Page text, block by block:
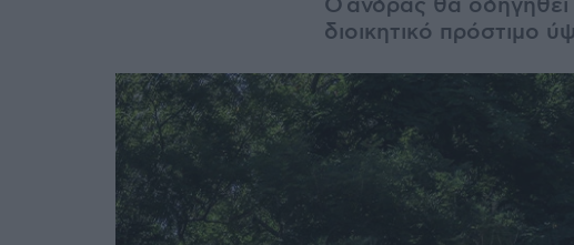
Ο άνδρας θα οδηγηθεί
διοικητικό πρόστιμο